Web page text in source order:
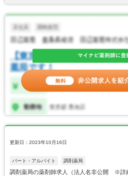
更新日：2023年10月16日
パート・アルバイト 調剤薬局
調剤薬局の薬剤師求人（法人名非公開 ※詳